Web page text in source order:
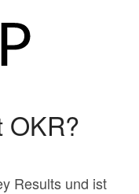
OKR?
Results und ist